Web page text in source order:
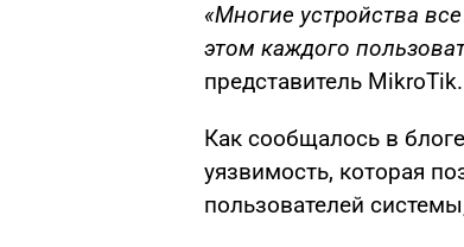
«Многие устройства
этом каждого
представитель MikroTik.
Как сообщалось в
уязвимость, которая
пользователей